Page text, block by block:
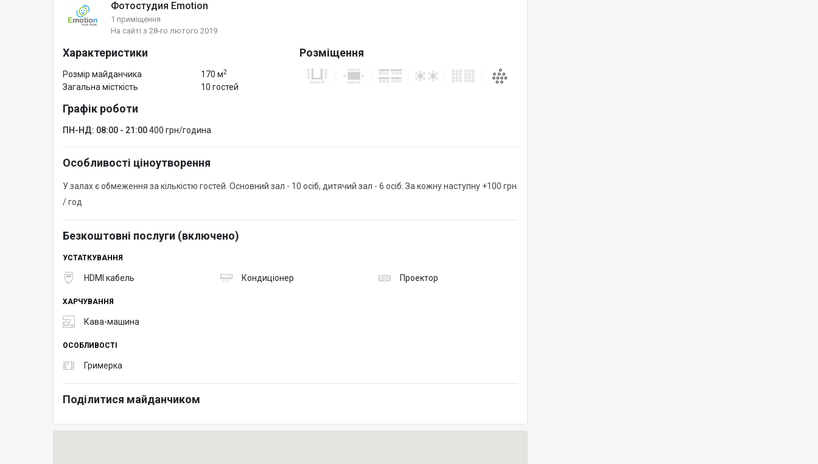
Фотостудия Emotion
1 приміщення
На сайті з 28-го лютого 2019
Характеристики
Розмір майданчика 170 м2
Загальна місткість 10 гостей
Розміщення
Графік роботи
ПН-НД: 08:00 - 21:00400 грн/година
Особливості ціноутворення
У залах є обмеження за кількістю гостей. Основний зал - 10 осіб, дитячий зал - 6 осіб. За кожну наступну +100 грн
/ год
Безкоштовні послуги (включено)
УСТАТКУВАННЯ
HDMI кабель Кондиціонер Проектор
ХАРЧУВАННЯ
Кава-машина
ОСОБЛИВОСТІ
Гримерка
Поділитися майданчиком